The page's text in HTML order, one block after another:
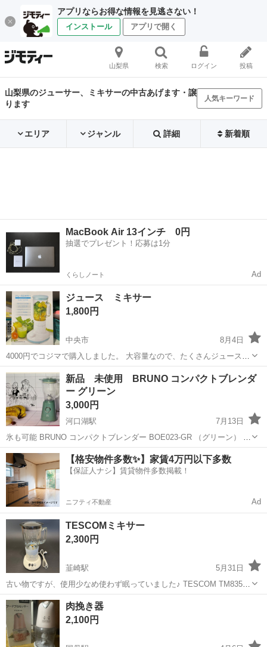
アプリならお得な情報を見逃さない！
インストール アプリで開く
山梨県 検索 ログイン 投稿
山梨県のジューサー、ミキサーの中古あげます・譲
ります
人気キーワード
エリア ジャンル 詳細 新着順
MacBook Air 13インチ 0円
抽選でプレゼント！応募は1分
くらしノート Ad
ジュース ミキサー
1,800円
中央市
8月4日
4000円でコジマで購入しました。 大容量なので、たくさんジュースが
つくれました。 こちらも購入して満足したので、2、3度しか使用して
いません。ガラスなので重くて飾っておくだけでもとてもおしゃれで
した。フレッシュな、ジュース...
山梨 中央市 キッチン家電
新品 未使用 BRUNO コンパクトブレンダ
ー グリーン
3,000円
河口湖駅
7月13日
氷も可能 BRUNO コンパクトブレンダー BOE023-GR （グリーン） ブ
ランド：BRUNO ミキサー、フードプロセッサー種類：ミキサー、ブ
レンダー 据え置き/ハンディ：据え置き 消費電力（W）：250.0 W 内
容量...
山梨 南都留郡 河口湖駅 キッチン家電 BRUNO
【格安物件多数✨】家賃4万円以下多数
【保証人ナシ】賃貸物件多数掲載！
ニフティ不動産 Ad
TESCOMミキサー
2,300円
韮崎駅
5月31日
古い物ですが、使用少なめ使わず眠っていました♪ TESCOM TM835
https://www.tescom-japan.co.jp/cms/wp-
山梨 韮崎市 韮崎駅
肉挽き器
2,100円